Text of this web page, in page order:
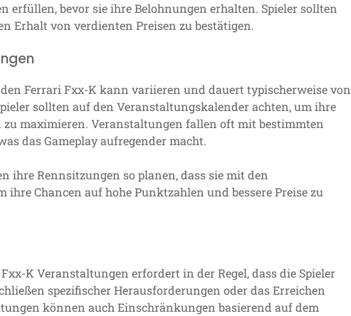
erfüllen, bevor sie ihre Belohnungen erhalten. Spieler sollten
Erhalt von verdienten Preisen zu bestätigen.
Ferrari Fxx-K kann variieren und dauert typischerweise von
sollten auf den Veranstaltungskalender achten, um ihre
maximieren. Veranstaltungen fallen oft mit bestimmten
das Gameplay aufregender macht.
ihre Rennsitzungen so planen, dass sie mit den
Chancen auf hohe Punktzahlen und bessere Preise zu
K Veranstaltungen erfordert in der Regel, dass die Spieler
spezifischer Herausforderungen oder das Erreichen
können auch Einschränkungen basierend auf dem